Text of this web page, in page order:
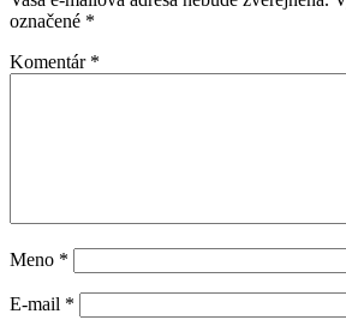
označené *
Komentár *
Meno *
E-mail *